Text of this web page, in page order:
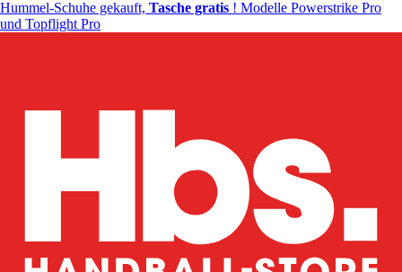
Hummel-Schuhe gekauft, Tasche gratis ! Modelle Powerstrike Pro
und Topflight Pro